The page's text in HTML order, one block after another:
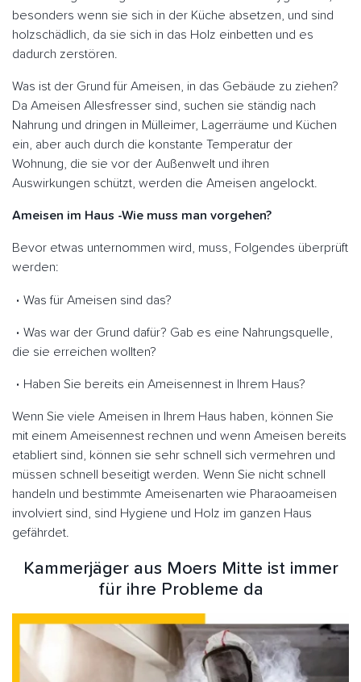
besonders wenn sie sich in der Küche absetzen, und sind
holzschädlich, da sie sich in das Holz einbetten und es
dadurch zerstören.
Was ist der Grund für Ameisen, in das Gebäude zu ziehen?
Da Ameisen Allesfresser sind, suchen sie ständig nach
Nahrung und dringen in Mülleimer, Lagerräume und Küchen
ein, aber auch durch die konstante Temperatur der
Wohnung, die sie vor der Außenwelt und ihren
Auswirkungen schützt, werden die Ameisen angelockt.
Ameisen im Haus -Wie muss man vorgehen?
Bevor etwas unternommen wird, muss, Folgendes überprüft
werden:
Was für Ameisen sind das?
Was war der Grund dafür? Gab es eine Nahrungsquelle,
die sie erreichen wollten?
Haben Sie bereits ein Ameisennest in Ihrem Haus?
Wenn Sie viele Ameisen in Ihrem Haus haben, können Sie
mit einem Ameisennest rechnen und wenn Ameisen bereits
etabliert sind, können sie sehr schnell sich vermehren und
müssen schnell beseitigt werden. Wenn Sie nicht schnell
handeln und bestimmte Ameisenarten wie Pharaoameisen
involviert sind, sind Hygiene und Holz im ganzen Haus
gefährdet.
Kammerjäger aus Moers Mitte ist immer
für ihre Probleme da